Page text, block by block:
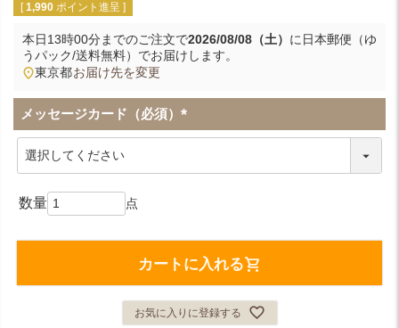
[ 1,990 ポイント進呈 ]
本日13時00分までのご注文で2026/08/08（土） に 日本郵便（ゆ
うパック/送料無料） でお届けします。
東京都お届け先を変更
メッセージカード（必須）
(
カートに入れる
お気に入りに登録する